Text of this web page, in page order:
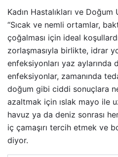
Kadın Hastalıkları ve Doğum
“Sıcak ve nemli ortamlar,
çoğalması için ideal
zorlaşmasıyla birlikte, idrar
enfeksiyonları yaz aylarında
enfeksiyonlar, zamanında
doğum gibi ciddi sonuçlara
azaltmak için ıslak mayo ile
havuz ya da deniz sonrası
iç çamaşırı tercih etmek ve
diyor.